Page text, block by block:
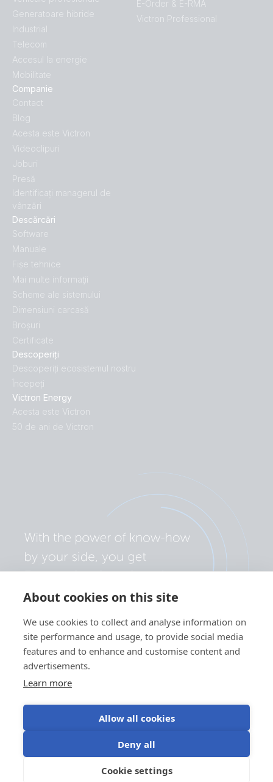
About cookies on this site
We use cookies to collect and analyse information on
site performance and usage, to provide social media
features and to enhance and customise content and
advertisements.
Learn more
Allow all cookies
Deny all
Cookie settings
Descoperiți
Descoperiți ecosistemul nostru
Începeți
Victron Energy
Acesta este Victron
50 de ani de Victron
Descărcări
Software
Manuale
Fișe tehnice
Mai multe informaţii
Scheme ale sistemului
Dimensiuni carcasă
Broșuri
Certificate
Generatoare hibride
Industrial
Telecom
Accesul la energie
Mobilitate
Companie
Contact
Blog
Acesta este Victron
Videoclipuri
Joburi
Presă
Identificați managerul de
vânzări
E-Order & E-RMA
Victron Professional
Politica de confidențialitate
Utilizarea modulelor cookieTermeni de utilizare
©Victron Energy 2026